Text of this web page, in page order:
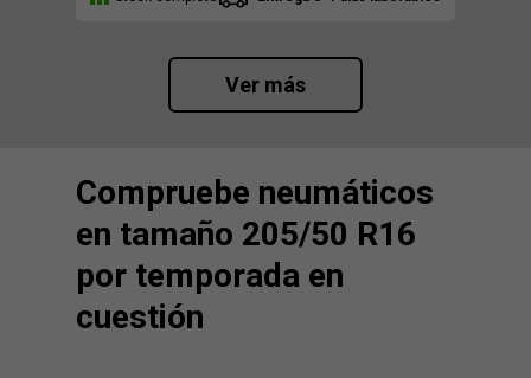
Ver más
Compruebe neumáticos
en tamaño 205/50 R16
por temporada en
cuestión